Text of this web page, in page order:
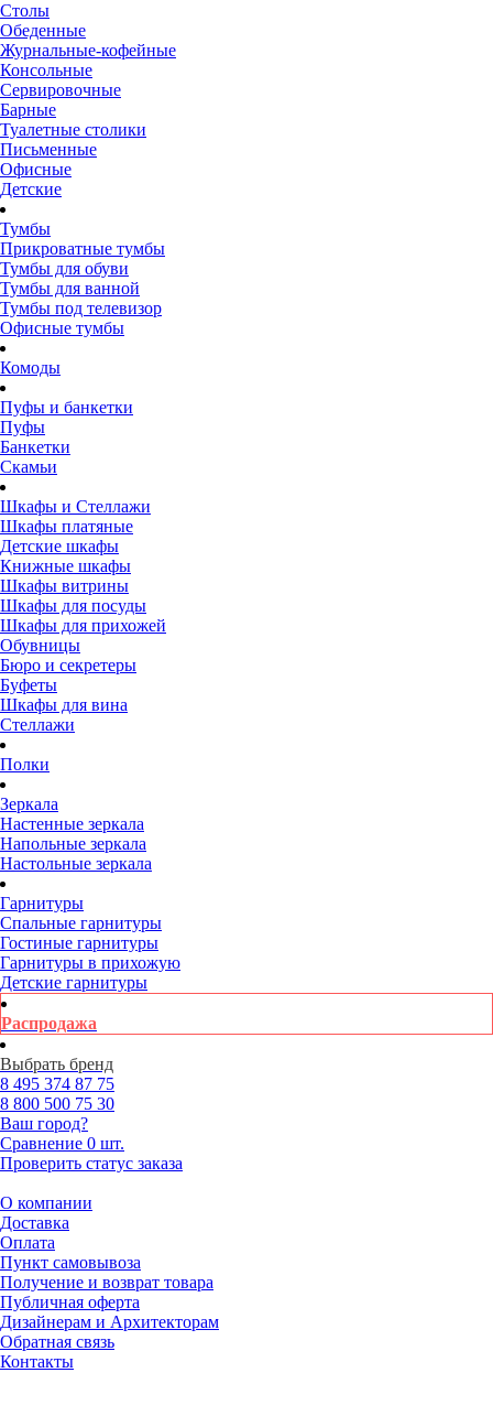
Столы
Обеденные
Журнальные-кофейные
Консольные
Сервировочные
Барные
Туалетные столики
Письменные
Офисные
Детские
Тумбы
Прикроватные тумбы
Тумбы для обуви
Тумбы для ванной
Тумбы под телевизор
Офисные тумбы
Комоды
Пуфы и банкетки
Пуфы
Банкетки
Скамьи
Шкафы и Стеллажи
Шкафы платяные
Детские шкафы
Книжные шкафы
Шкафы витрины
Шкафы для посуды
Шкафы для прихожей
Обувницы
Бюро и секретеры
Буфеты
Шкафы для вина
Стеллажи
Полки
Зеркала
Настенные зеркала
Напольные зеркала
Настольные зеркала
Гарнитуры
Спальные гарнитуры
Гостиные гарнитуры
Гарнитуры в прихожую
Детские гарнитуры
Распродажа
Выбрать бренд
8 495 374 87 75
8 800 500 75 30
Ваш город?
Сравнение 0 шт.
Проверить статус заказа
О компании
Доставка
Оплата
Пункт самовывоза
Получение и возврат товара
Публичная оферта
Дизайнерам и Архитекторам
Обратная связь
Контакты